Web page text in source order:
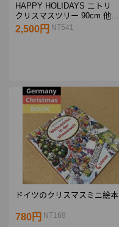
HAPPY HOLIDAYS ニトリ
クリスマスツリー 90cm 他、
付属品
2,500円 NT541
ドイツのクリスマスミニ絵本
780円 NT168